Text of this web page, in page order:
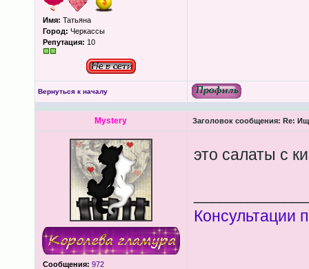
Имя: Татьяна
Город: Черкассы
Репутация: 10
Вернуться к началу
Mystery Заголовок сообщения: Re:
Сообщения: 972
это салаты с
Консультации